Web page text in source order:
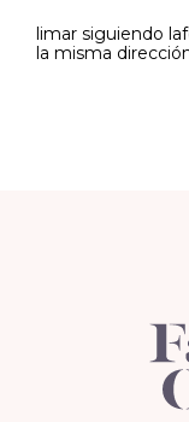
limar siguiendo
la misma